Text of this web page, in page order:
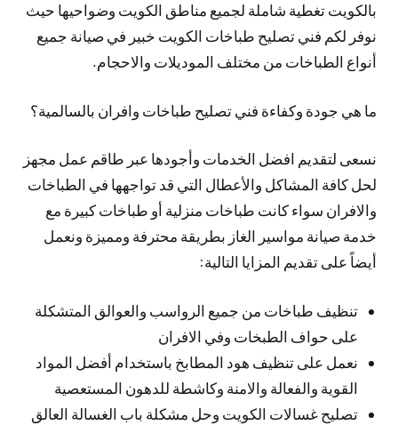
بالكويت تغطية شاملة لجميع مناطق الكويت وضواحيها حيث
نوفر لكم فني تصليح طباخات الكويت خبير في صيانة جميع
أنواع الطباخات من مختلف الموديلات والاحجام.
ما هي جودة وكفاءة فني تصليح طباخات وافران بالسالمية؟
نسعى لتقديم افضل الخدمات وأجودها عبر طاقم عمل مجهز
لحل كافة المشاكل والأعطال التي قد تواجهها في الطباخات
والافران سواء كانت طباخات منزلية أو طباخات كبيرة مع
خدمة صيانة مواسير الغاز بطريقة محترفة ومميزة ونعمل
أيضاً على تقديم المزايا التالية:
تنظيف طباخات من جميع الرواسب والعوالق المتشكلة
على حواف الطبخات وفي الافران
نعمل على تنظيف هود المطابخ باستخدام أفضل المواد
القوية والفعالة والامنة وكاشطة للدهون المستعصية
تصليح غسالات الكويت وحل مشكلة باب الغسالة العالق